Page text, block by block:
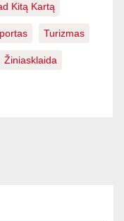
Kitą Kartą
Turizmas
Žiniasklaida